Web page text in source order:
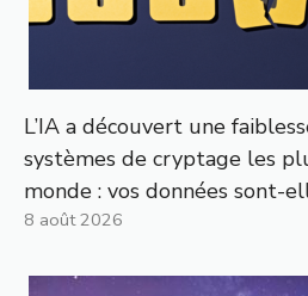
L’IA a découvert une
systèmes de cryptage les
monde : vos données sont-
8 août 2026